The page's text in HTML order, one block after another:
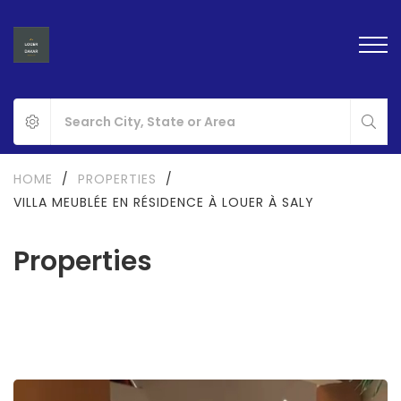
Properties
HOME / PROPERTIES
/
VILLA MEUBLÉE EN RÉSIDENCE À LOUER À SALY